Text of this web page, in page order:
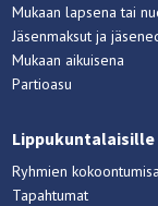
Mukaan lapsena tai
Jäsenmaksut ja
Mukaan aikuisena
Partioasu
Lippukuntalaisille
Ryhmien
Tapahtumat